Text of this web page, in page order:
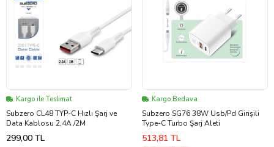
Kargo ile Teslimat
Subzero CL48 TYP-C Hızlı Şarj ve
Data Kablosu 2,4A /2M
299,00 TL
Kargo Bedava
Subzero SG76 38W Usb/Pd Girişili
Type-C Turbo Şarj Aleti
513,81 TL